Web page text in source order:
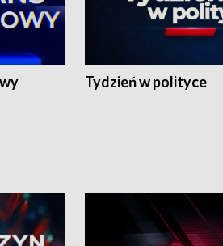
Tydzień w polityce